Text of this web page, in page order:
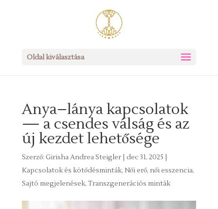
Oldal kiválasztása
Anya–lánya kapcsolatok
— a csendes válság és az
új kezdet lehetősége
Szerző: Girisha Andrea Steigler| dec 31, 2025
Kapcsolatok és kötődésminták, Női erő, női esszencia,
Sajtó megjelenések, Transzgenerációs minták